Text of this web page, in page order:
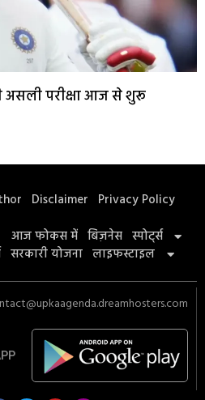
असली परीक्षा आज से शुरू
Disclaimer Privacy Policy
आज फोकस में बिज़नेस स्पोर्ट्स
सरकारी योजना लाइफस्टाइल